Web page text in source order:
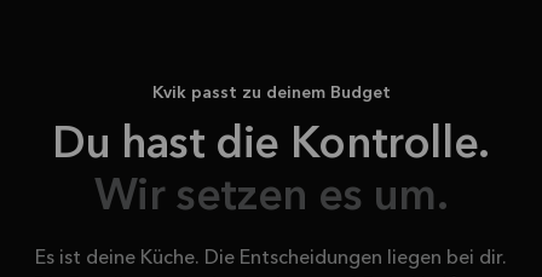
Kvik passt zu deinem Budget
Du hast die Kontrolle.
Wir setzen es um.
Es ist deine Küche. Die Entscheidungen liegen bei dir.